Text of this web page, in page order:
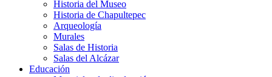
Historia del Museo
Historia de Chapultepec
Arqueología
Murales
Salas de Historia
Salas del Alcázar
Educación